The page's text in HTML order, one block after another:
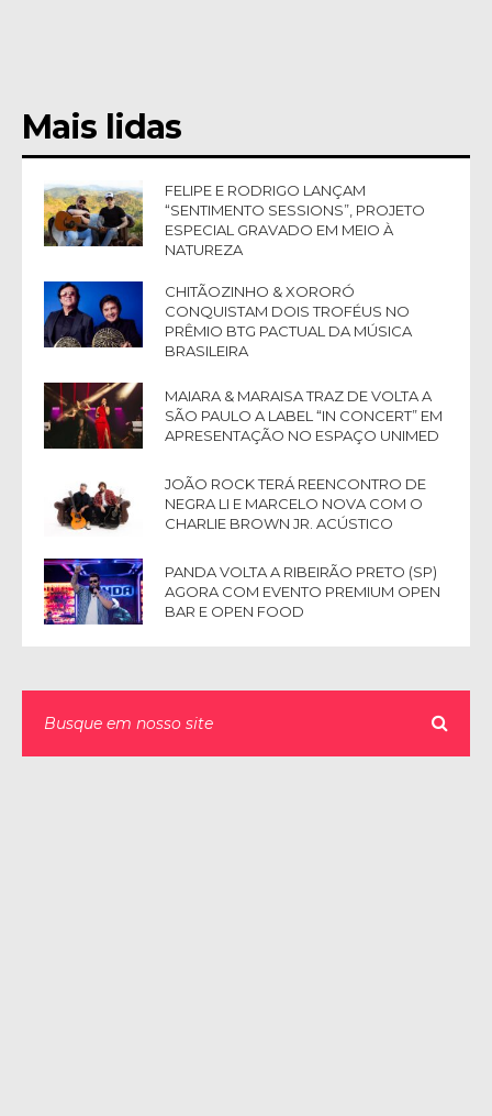
Mais lidas
FELIPE E RODRIGO LANÇAM
“SENTIMENTO SESSIONS”, PROJETO
ESPECIAL GRAVADO EM MEIO À
NATUREZA
CHITÃOZINHO & XORORÓ
CONQUISTAM DOIS TROFÉUS NO
PRÊMIO BTG PACTUAL DA MÚSICA
BRASILEIRA
MAIARA & MARAISA TRAZ DE VOLTA A
SÃO PAULO A LABEL “IN CONCERT” EM
APRESENTAÇÃO NO ESPAÇO UNIMED
JOÃO ROCK TERÁ REENCONTRO DE
NEGRA LI E MARCELO NOVA COM O
CHARLIE BROWN JR. ACÚSTICO
PANDA VOLTA A RIBEIRÃO PRETO (SP)
AGORA COM EVENTO PREMIUM OPEN
BAR E OPEN FOOD